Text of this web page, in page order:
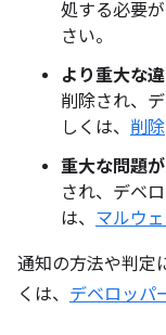
処する必要が
さい。
より重大な
削除され、
しくは、 削除
重大な問題
され、デベ
は、 マルウ
通知の方法や判定
くは、 デベロッパ